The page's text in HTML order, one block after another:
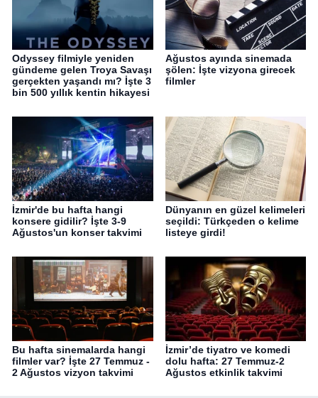
Odyssey filmiyle yeniden
gündeme gelen Troya Savaşı
gerçekten yaşandı mı? İşte 3
bin 500 yıllık kentin hikayesi
Ağustos ayında sinemada
şölen: İşte vizyona girecek
filmler
İzmir'de bu hafta hangi
konsere gidilir? İşte 3-9
Ağustos'un konser takvimi
Dünyanın en güzel kelimeleri
seçildi: Türkçeden o kelime
listeye girdi!
Bu hafta sinemalarda hangi
filmler var? İşte 27 Temmuz -
2 Ağustos vizyon takvimi
İzmir’de tiyatro ve komedi
dolu hafta: 27 Temmuz-2
Ağustos etkinlik takvimi